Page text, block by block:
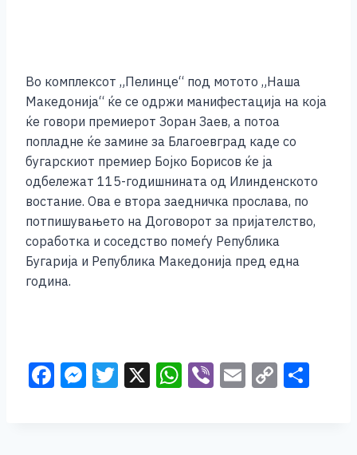
Во комплексот „Пелинце“ под мотото „Наша
Македонија“ ќе се одржи манифестација на која
ќе говори премиерот Зоран Заев, а потоа
попладне ќе замине за Благоевград каде со
бугарскиот премиер Бојко Борисов ќе ја
одбележат 115-годишнината од Илинденското
востание. Ова е втора заедничка прослава, по
потпишувањето на Договорот за пријателство,
соработка и соседство помеѓу Република
Бугарија и Република Македонија пред една
година.
F M T X W Vi E C